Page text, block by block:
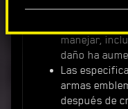
La Malorian
manejar,
daño ha
Las
armas
después de